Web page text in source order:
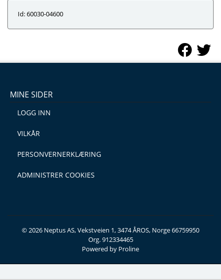
Id: 60030-04600
MINE SIDER
LOGG INN
VILKÅR
PERSONVERNERKLÆRING
ADMINISTRER COOKIES
© 2026 Neptus AS, Vekstveien 1, 3474 ÅROS, Norge 66759950
Org. 912334465
Powered by Proline